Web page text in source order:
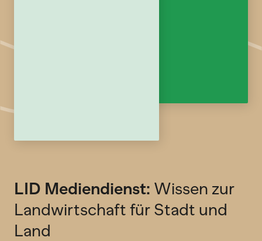
LID Mediendienst: Wissen zur
Landwirtschaft für Stadt und
Land